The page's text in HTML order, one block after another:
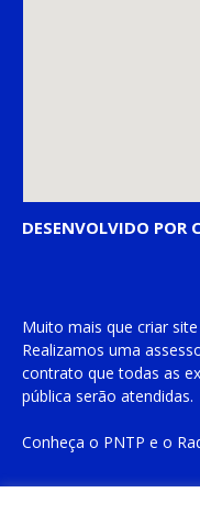
DESENVOLVIDO POR
Muito mais que criar site
Realizamos uma
contrato que todas as
pública serão atendidas.
Conheça o PNTP e o